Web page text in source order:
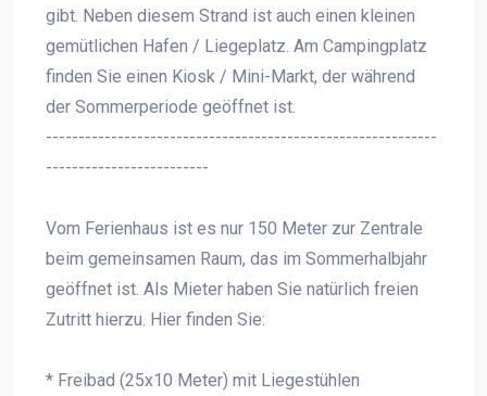
gibt. Neben diesem Strand ist auch einen kleinen
gemütlichen Hafen / Liegeplatz. Am Campingplatz
finden Sie einen Kiosk / Mini-Markt, der während
der Sommerperiode geöffnet ist.
------------------------------------------------------------
-------------------------
Vom Ferienhaus ist es nur 150 Meter zur Zentrale
beim gemeinsamen Raum, das im Sommerhalbjahr
geöffnet ist. Als Mieter haben Sie natürlich freien
Zutritt hierzu. Hier finden Sie:
* Freibad (25x10 Meter) mit Liegestühlen